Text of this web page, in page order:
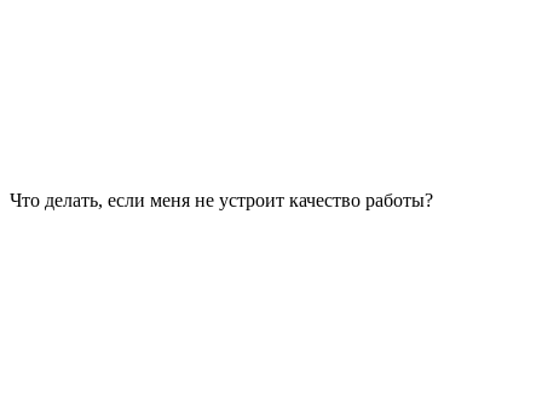
Что делать, если меня не устроит качество работы?